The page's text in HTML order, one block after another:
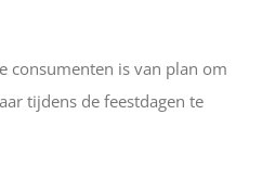
consumenten is van plan om
tijdens de feestdagen te